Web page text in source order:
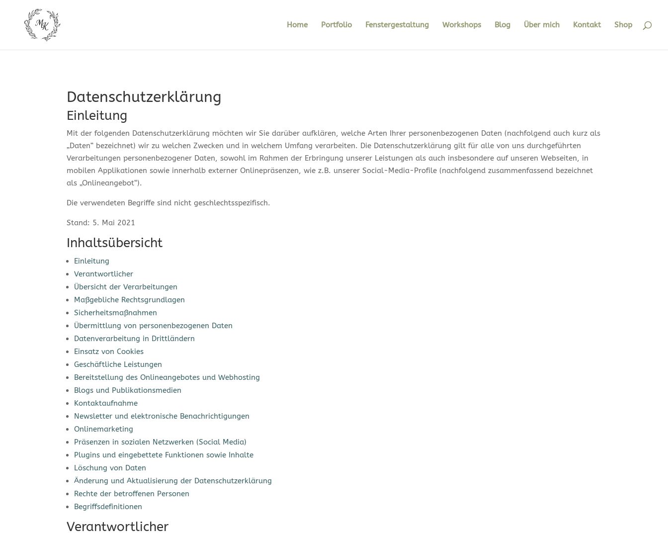
Home Portfolio Fenstergestaltung Workshops Blog Über mich Kontakt Shop
Datenschutzerklärung
Einleitung
Mit der folgenden Datenschutzerklärung möchten wir Sie darüber aufklären, welche Arten Ihrer personenbezogenen Daten (nachfolgend auch kurz als
„Daten“ bezeichnet) wir zu welchen Zwecken und in welchem Umfang verarbeiten. Die Datenschutzerklärung gilt für alle von uns durchgeführten
Verarbeitungen personenbezogener Daten, sowohl im Rahmen der Erbringung unserer Leistungen als auch insbesondere auf unseren Webseiten, in
mobilen Applikationen sowie innerhalb externer Onlinepräsenzen, wie z.B. unserer Social-Media-Profile (nachfolgend zusammenfassend bezeichnet
als „Onlineangebot“).
Die verwendeten Begriffe sind nicht geschlechtsspezifisch.
Stand: 5. Mai 2021
Inhaltsübersicht
Einleitung
Verantwortlicher
Übersicht der Verarbeitungen
Maßgebliche Rechtsgrundlagen
Sicherheitsmaßnahmen
Übermittlung von personenbezogenen Daten
Datenverarbeitung in Drittländern
Einsatz von Cookies
Geschäftliche Leistungen
Bereitstellung des Onlineangebotes und Webhosting
Blogs und Publikationsmedien
Kontaktaufnahme
Newsletter und elektronische Benachrichtigungen
Onlinemarketing
Präsenzen in sozialen Netzwerken (Social Media)
Plugins und eingebettete Funktionen sowie Inhalte
Löschung von Daten
Änderung und Aktualisierung der Datenschutzerklärung
Rechte der betroffenen Personen
Begriffsdefinitionen
Verantwortlicher